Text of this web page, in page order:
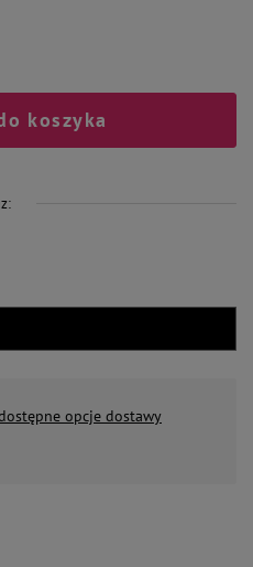
koszyka
opcje dostawy